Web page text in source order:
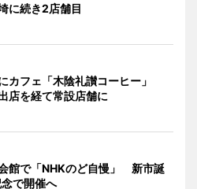
に続き2店舗目
カフェ「木陰礼讃コーヒー」
店を経て常設店舗に
館で「NHKのど自慢」 新市誕
で開催へ